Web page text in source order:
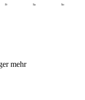
Fr Sa So
mehr